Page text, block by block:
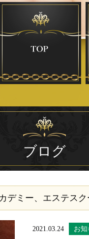
ブログ
デミー、エステス
2021.03.24 お